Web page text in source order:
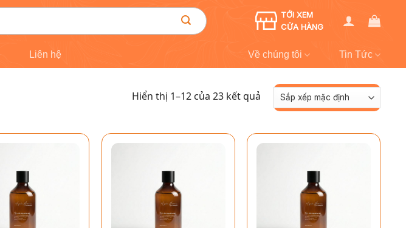
TỚI XEM
CỬA HÀNG
Liên hệ Về chúng tôi Tin Tức
Hiển thị 1–12 của 23 kết quả